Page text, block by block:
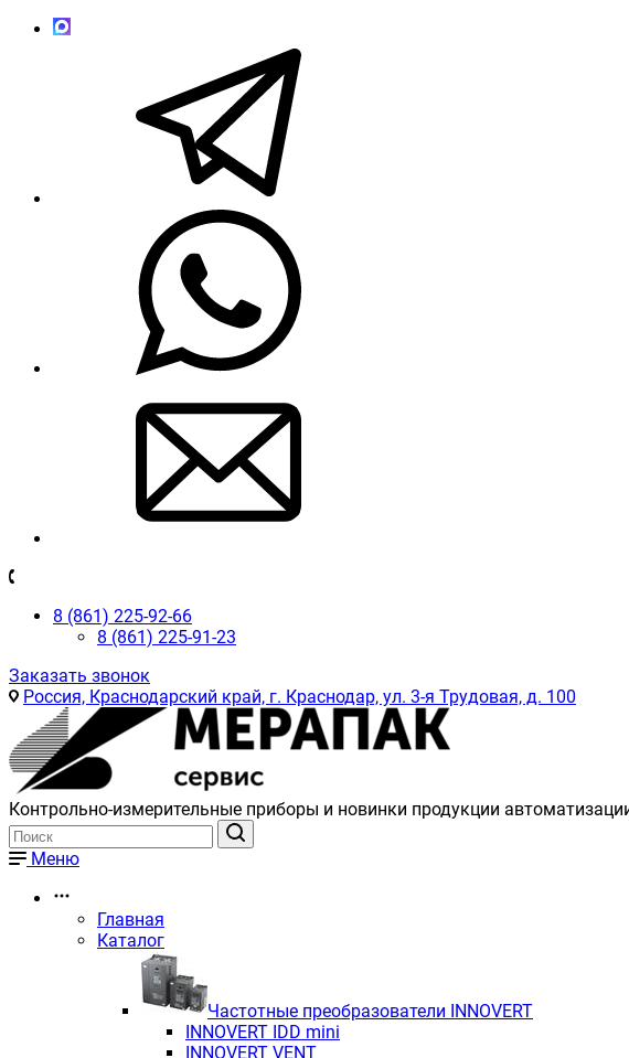
8 (861) 225-92-66
8 (861) 225-91-23
Заказать звонок
Россия, Краснодарский край, г. Краснодар, ул. 3-я Трудовая, д. 100
Контрольно-измерительные приборы и новинки продукции
Меню
Главная
Каталог
Частотные преобразователи INNOVERT
INNOVERT IDD mini
INNOVERT VENT